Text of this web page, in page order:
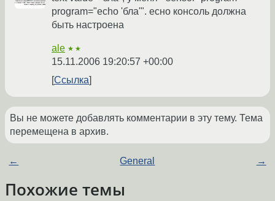
program="echo 'бла'". есно консоль должна
быть настроена
ale ★★
15.11.2006 19:20:57 +00:00
Ссылка
Вы не можете добавлять комментарии в эту тему. Тема
перемещена в архив.
← General →
Похожие темы